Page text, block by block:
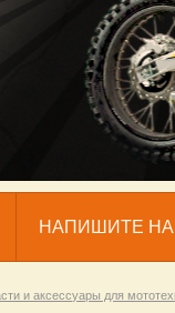
НАПИШИТЕ
и аксессуары для